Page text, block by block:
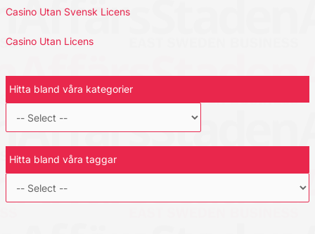
Casino Utan Svensk Licens
Casino Utan Licens
Hitta bland våra kategorier
Hitta bland våra taggar